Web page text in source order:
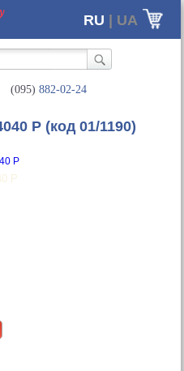
RU | UA
(095) 882-02-24
P (код 01/1190)
P